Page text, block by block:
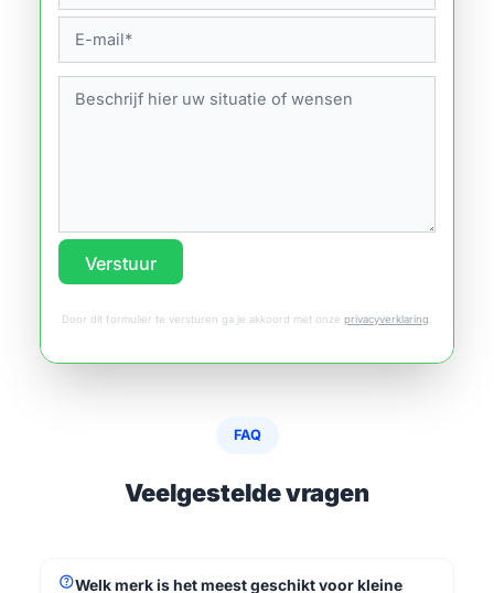
Verstuur
Door dit formulier te versturen ga je akkoord met onze privacyverklaring
FAQ
Veelgestelde vragen
helpWelk merk is het meest geschikt voor kleine